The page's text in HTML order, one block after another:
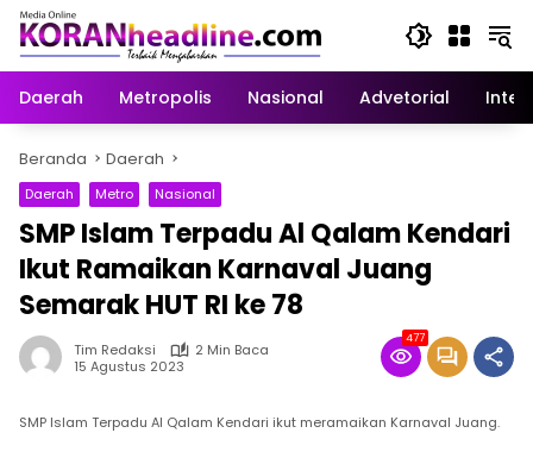
Langsung
konten
Daerah
Metropolis Nasional Advetorial
Beranda Daerah
Daerah Metro Nasional
SMP Islam Terpadu Al Qalam Kendari
Ikut Ramaikan Karnaval Juang
Semarak HUT RI ke 78
Tim Redaksi
2 Min Baca
15 Agustus 2023
477
SMP Islam Terpadu Al Qalam Kendari ikut meramaikan Karnaval Juang.